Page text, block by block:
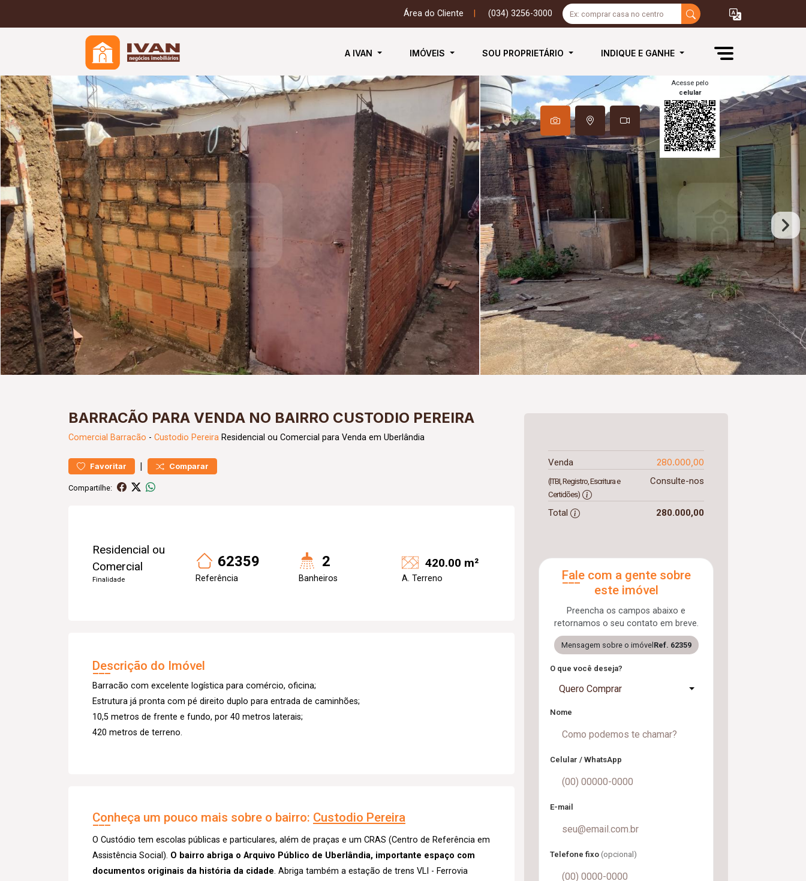
Área do Cliente (034) 3256-3000
A IVAN IMÓVEIS SOU PROPRIETÁRIO INDIQUE E GANHE
Acesse pelo
celular
BARRACÃO PARA VENDA NO BAIRRO CUSTODIO PEREIRA
Comercial Barracão - Custodio Pereira Residencial ou Comercial para Venda em Uberlândia
Favoritar | Comparar
Compartilhe:
Residencial ou
Comercial
Finalidade
62359
Referência
2
Banheiros
420.00 m²
A. Terreno
Descrição do Imóvel
Barracão com excelente logística para comércio, oficina;
Estrutura já pronta com pé direito duplo para entrada de caminhões;
10,5 metros de frente e fundo, por 40 metros laterais;
420 metros de terreno.
Conheça um pouco mais sobre o bairro: Custodio Pereira
O Custódio tem escolas públicas e particulares, além de praças e um CRAS (Centro de Referência em
Assistência Social). O bairro abriga o Arquivo Público de Uberlândia, importante espaço com
documentos originais da história da cidade. Abriga também a estação de trens VLI - Ferrovia
Venda 280.000,00
(ITBI, Registro, Escritura e
Certidões)
Consulte-nos
Total 280.000,00
Fale com a gente sobre
este imóvel
Preencha os campos abaixo e
retornamos o seu contato em breve.
Mensagem sobre o imóvel Ref. 62359
O que você deseja?
Quero Comprar
Nome
Celular / WhatsApp
E-mail
Telefone fixo (opcional)